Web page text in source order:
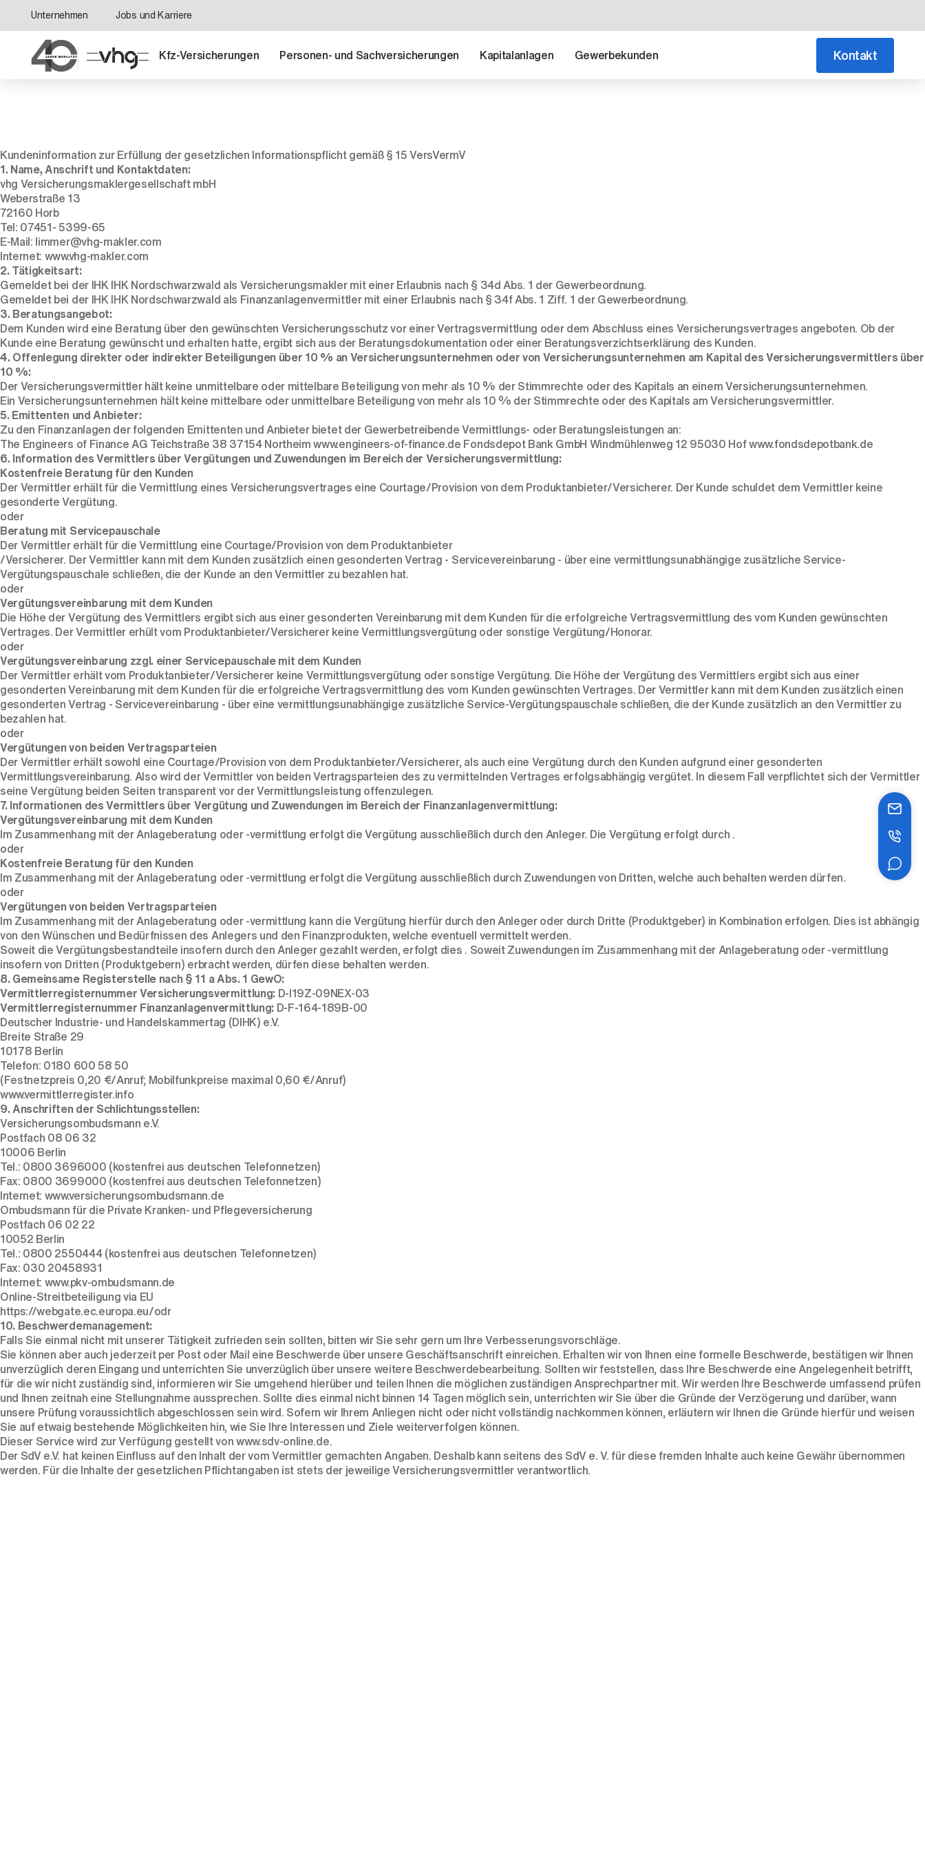
Unternehmen Jobs und Karriere
Kfz-Versicherungen Personen- und Sachversicherungen Kapitalanlagen Gewerbekunden Kontakt
Kundeninformation zur Erfüllung der gesetzlichen Informationspflicht gemäß § 15 VersVermV
1. Name, Anschrift und Kontaktdaten:
vhg Versicherungsmaklergesellschaft mbH
Weberstraße 13
72160 Horb
Tel: 07451- 5399-65
E-Mail: limmer@vhg-makler.com
Internet: www.vhg-makler.com
2. Tätigkeitsart:
Gemeldet bei der IHK IHK Nordschwarzwald als Versicherungsmakler mit einer Erlaubnis nach § 34d Abs. 1 der Gewerbeordnung.
Gemeldet bei der IHK IHK Nordschwarzwald als Finanzanlagenvermittler mit einer Erlaubnis nach § 34f Abs. 1 Ziff. 1 der Gewerbeordnung.
3. Beratungsangebot:
Dem Kunden wird eine Beratung über den gewünschten Versicherungsschutz vor einer Vertragsvermittlung oder dem Abschluss eines Versicherungsvertrages angeboten. Ob der
Kunde eine Beratung gewünscht und erhalten hatte, ergibt sich aus der Beratungsdokumentation oder einer Beratungsverzichtserklärung des Kunden.
4. Offenlegung direkter oder indirekter Beteiligungen über 10 % an Versicherungsunternehmen oder von Versicherungsunternehmen am Kapital des Versicherungsvermittlers über
10 %:
Der Versicherungsvermittler hält keine unmittelbare oder mittelbare Beteiligung von mehr als 10 % der Stimmrechte oder des Kapitals an einem Versicherungsunternehmen.
Ein Versicherungsunternehmen hält keine mittelbare oder unmittelbare Beteiligung von mehr als 10 % der Stimmrechte oder des Kapitals am Versicherungsvermittler.
5. Emittenten und Anbieter:
Zu den Finanzanlagen der folgenden Emittenten und Anbieter bietet der Gewerbetreibende Vermittlungs- oder Beratungsleistungen an:
The Engineers of Finance AG Teichstraße 38 37154 Northeim www.engineers-of-finance.de Fondsdepot Bank GmbH Windmühlenweg 12 95030 Hof www.fondsdepotbank.de
6. Information des Vermittlers über Vergütungen und Zuwendungen im Bereich der Versicherungsvermittlung:
Kostenfreie Beratung für den Kunden
Der Vermittler erhält für die Vermittlung eines Versicherungsvertrages eine Courtage/Provision von dem Produktanbieter/Versicherer. Der Kunde schuldet dem Vermittler keine
gesonderte Vergütung.
oder
Beratung mit Servicepauschale
Der Vermittler erhält für die Vermittlung eine Courtage/Provision von dem Produktanbieter
/Versicherer. Der Vermittler kann mit dem Kunden zusätzlich einen gesonderten Vertrag - Servicevereinbarung - über eine vermittlungsunabhängige zusätzliche Service-
Vergütungspauschale schließen, die der Kunde an den Vermittler zu bezahlen hat.
oder
Vergütungsvereinbarung mit dem Kunden
Die Höhe der Vergütung des Vermittlers ergibt sich aus einer gesonderten Vereinbarung mit dem Kunden für die erfolgreiche Vertragsvermittlung des vom Kunden gewünschten
Vertrages. Der Vermittler erhült vom Produktanbieter/Versicherer keine Vermittlungsvergütung oder sonstige Vergütung/Honorar.
oder
Vergütungsvereinbarung zzgl. einer Servicepauschale mit dem Kunden
Der Vermittler erhält vom Produktanbieter/Versicherer keine Vermittlungsvergütung oder sonstige Vergütung. Die Höhe der Vergütung des Vermittlers ergibt sich aus einer
gesonderten Vereinbarung mit dem Kunden für die erfolgreiche Vertragsvermittlung des vom Kunden gewünschten Vertrages. Der Vermittler kann mit dem Kunden zusätzlich einen
gesonderten Vertrag - Servicevereinbarung - über eine vermittlungsunabhängige zusätzliche Service-Vergütungspauschale schließen, die der Kunde zusätzlich an den Vermittler zu
bezahlen hat.
oder
Vergütungen von beiden Vertragsparteien
Der Vermittler erhält sowohl eine Courtage/Provision von dem Produktanbieter/Versicherer, als auch eine Vergütung durch den Kunden aufgrund einer gesonderten
Vermittlungsvereinbarung. Also wird der Vermittler von beiden Vertragsparteien des zu vermittelnden Vertrages erfolgsabhängig vergütet. In diesem Fall verpflichtet sich der Vermittler
seine Vergütung beiden Seiten transparent vor der Vermittlungsleistung offenzulegen.
7. Informationen des Vermittlers über Vergütung und Zuwendungen im Bereich der Finanzanlagenvermittlung:
Vergütungsvereinbarung mit dem Kunden
Im Zusammenhang mit der Anlageberatung oder -vermittlung erfolgt die Vergütung ausschließlich durch den Anleger. Die Vergütung erfolgt durch .
oder
Kostenfreie Beratung für den Kunden
Im Zusammenhang mit der Anlageberatung oder -vermittlung erfolgt die Vergütung ausschließlich durch Zuwendungen von Dritten, welche auch behalten werden dürfen.
oder
Vergütungen von beiden Vertragsparteien
Im Zusammenhang mit der Anlageberatung oder -vermittlung kann die Vergütung hierfür durch den Anleger oder durch Dritte (Produktgeber) in Kombination erfolgen. Dies ist abhängig
von den Wünschen und Bedürfnissen des Anlegers und den Finanzprodukten, welche eventuell vermittelt werden.
Soweit die Vergütungsbestandteile insofern durch den Anleger gezahlt werden, erfolgt dies . Soweit Zuwendungen im Zusammenhang mit der Anlageberatung oder -vermittlung
insofern von Dritten (Produktgebern) erbracht werden, dürfen diese behalten werden.
8. Gemeinsame Registerstelle nach § 11 a Abs. 1 GewO:
Vermittlerregisternummer Versicherungsvermittlung: D-I19Z-09NEX-03
Vermittlerregisternummer Finanzanlagenvermittlung: D-F-164-189B-00
Deutscher Industrie- und Handelskammertag (DIHK) e.V.
Breite Straße 29
10178 Berlin
Telefon: 0180 600 58 50
(Festnetzpreis 0,20 €/Anruf; Mobilfunkpreise maximal 0,60 €/Anruf)
www.vermittlerregister.info
9. Anschriften der Schlichtungsstellen:
Versicherungsombudsmann e.V.
Postfach 08 06 32
10006 Berlin
Tel.: 0800 3696000 (kostenfrei aus deutschen Telefonnetzen)
Fax: 0800 3699000 (kostenfrei aus deutschen Telefonnetzen)
Internet: www.versicherungsombudsmann.de
Ombudsmann für die Private Kranken- und Pflegeversicherung
Postfach 06 02 22
10052 Berlin
Tel.: 0800 2550444 (kostenfrei aus deutschen Telefonnetzen)
Fax: 030 20458931
Internet: www.pkv-ombudsmann.de
Online-Streitbeteiligung via EU
https://webgate.ec.europa.eu/odr
10. Beschwerdemanagement:
Falls Sie einmal nicht mit unserer Tätigkeit zufrieden sein sollten, bitten wir Sie sehr gern um Ihre Verbesserungsvorschläge.
Sie können aber auch jederzeit per Post oder Mail eine Beschwerde über unsere Geschäftsanschrift einreichen. Erhalten wir von Ihnen eine formelle Beschwerde, bestätigen wir Ihnen
unverzüglich deren Eingang und unterrichten Sie unverzüglich über unsere weitere Beschwerdebearbeitung. Sollten wir feststellen, dass Ihre Beschwerde eine Angelegenheit betrifft,
für die wir nicht zuständig sind, informieren wir Sie umgehend hierüber und teilen Ihnen die möglichen zuständigen Ansprechpartner mit. Wir werden Ihre Beschwerde umfassend prüfen
und Ihnen zeitnah eine Stellungnahme aussprechen. Sollte dies einmal nicht binnen 14 Tagen möglich sein, unterrichten wir Sie über die Gründe der Verzögerung und darüber, wann
unsere Prüfung voraussichtlich abgeschlossen sein wird. Sofern wir Ihrem Anliegen nicht oder nicht vollständig nachkommen können, erläutern wir Ihnen die Gründe hierfür und weisen
Sie auf etwaig bestehende Möglichkeiten hin, wie Sie Ihre Interessen und Ziele weiterverfolgen können.
Dieser Service wird zur Verfügung gestellt von www.sdv-online.de.
Der SdV e.V. hat keinen Einfluss auf den Inhalt der vom Vermittler gemachten Angaben. Deshalb kann seitens des SdV e. V. für diese fremden Inhalte auch keine Gewähr übernommen
werden. Für die Inhalte der gesetzlichen Pflichtangaben ist stets der jeweilige Versicherungsvermittler verantwortlich.